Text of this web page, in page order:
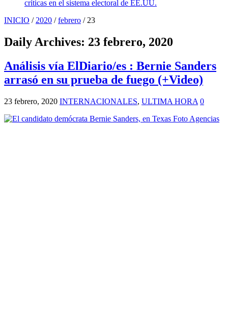
críticas en el sistema electoral de EE.UU.
INICIO / 2020 / febrero / 23
Daily Archives: 23 febrero, 2020
Análisis vía ElDiario/es : Bernie Sanders
arrasó en su prueba de fuego (+Video)
23 febrero, 2020 INTERNACIONALES, ULTIMA HORA 0